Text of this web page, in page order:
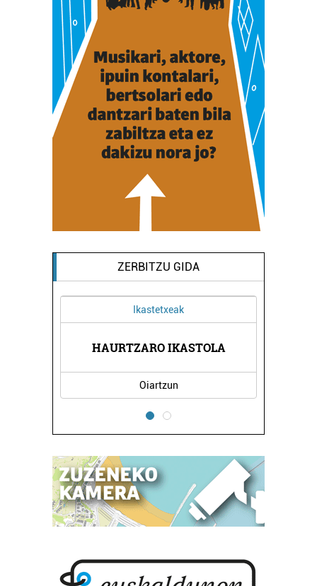
ZERBITZU GIDA
Ikastetxeak
HAURTZARO IKASTOLA
Oiartzun